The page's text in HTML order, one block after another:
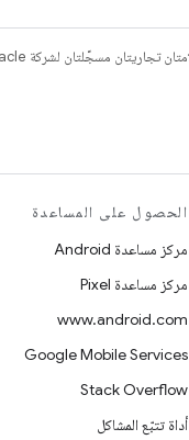
الحصول على المساعدة
مركز مساعدة Android
مركز مساعدة Pixel
www.android.com
Google Mobile Services
Stack Overflow
أداة تتبّع المشاكل